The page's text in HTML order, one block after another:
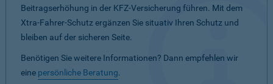
Beitragserhöhung in der KFZ-Versicherung führen. Mit dem
Xtra-Fahrer-Schutz ergänzen Sie situativ Ihren Schutz und
bleiben auf der sicheren Seite.
Benötigen Sie weitere Informationen? Dann empfehlen wir
eine persönliche Beratung.